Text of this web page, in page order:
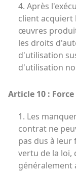
4. Après
client acquiert
œuvres
les droits
d'utilisation
d'utilisation
Article 10 :
1. Les
contrat ne
pas dus à
vertu de la loi,
généralement